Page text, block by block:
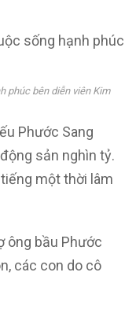
phúc bên diễn viên Kim
Phước Sang
sản nghìn tỷ.
một thời lâm
ông bầu Phước
các con do cô